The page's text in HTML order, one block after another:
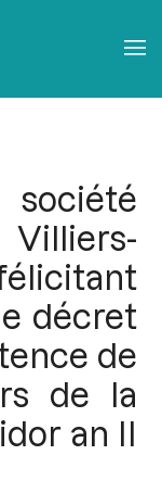
décret
de
de la
an II